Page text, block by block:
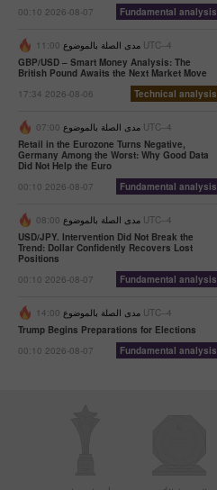
00:10 2026-08-07
Fundamental analysis
مدى الصلة بالموضوع 11:00 UTC--4
GBP/USD – Smart Money Analysis: The
British Pound Awaits the Next Market Move
17:34 2026-08-06
Technical analysis
مدى الصلة بالموضوع 07:00 UTC--4
Retail in the Eurozone Turns Negative,
Germany Among the Worst: Why Good Data
Did Not Help the Euro
00:10 2026-08-07
Fundamental analysis
مدى الصلة بالموضوع 08:00 UTC--4
USD/JPY. Intervention Did Not Break the
Trend: Dollar Confidently Recovers Lost
Positions
00:10 2026-08-07
Fundamental analysis
مدى الصلة بالموضوع 14:00 UTC--4
Trump Begins Preparations for Elections
00:10 2026-08-07
Fundamental analysis